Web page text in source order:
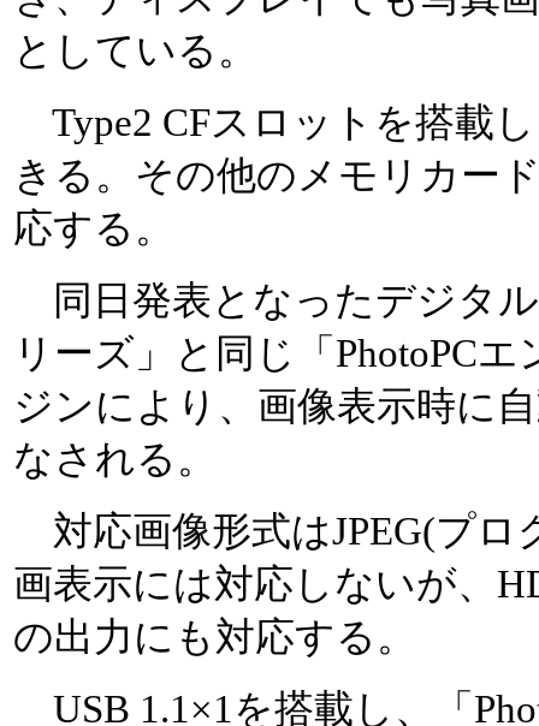
としている。
Type2 CFスロットを搭載
きる。その他のメモリカー
応する。
同日発表となったデジタル
リーズ」と同じ「PhotoPC
ジンにより、画像表示時に
なされる。
対応画像形式はJPEG(プロ
画表示には対応しないが、
の出力にも対応する。
USB 1.1×1を搭載し、「